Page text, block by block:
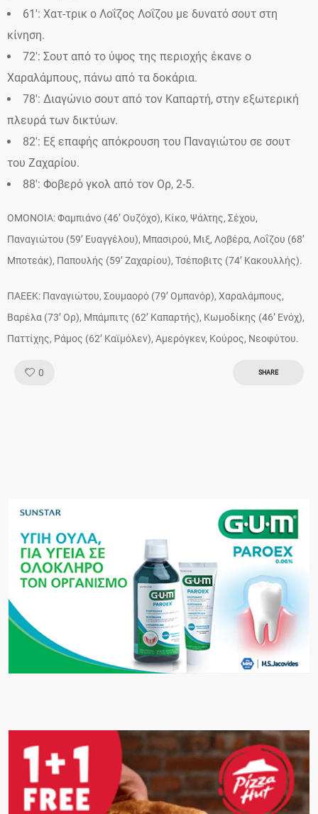
61′: Xατ-τρικ ο Λοΐζος Λοΐζου με δυνατό σουτ στη
κίνηση.
72′: Σουτ από το ύψος της περιοχής έκανε ο
Χαραλάμπους, πάνω από τα δοκάρια.
78′: Διαγώνιο σουτ από τον Καπαρτή, στην εξωτερική
πλευρά των δικτύων.
82′: Eξ επαφής απόκρουση του Παναγιώτου σε σουτ
του Ζαχαρίου.
88′: Φοβερό γκολ από τον Ορ, 2-5.
ΟΜΟΝΟΙΑ: Φαμπιάνο (46’ Ουζόχο), Κίκο, Ψάλτης, Σέχου,
Παναγιώτου (59’ Ευαγγέλου), Μπασιρού, Μιξ, Λοβέρα, Λοΐζου (68’
Μποτεάκ), Παπουλής (59’ Ζαχαρίου), Τσέποβιτς (74’ Κακουλλής).
ΠΑΕΕΚ: Παναγιώτου, Σουμαορό (79’ Ομπανόρ), Χαραλάμπους,
Βαρέλα (73’ Ορ), Μπάμπιτς (62’ Kαπαρτής), Κωμοδίκης (46’ Eνόχ),
Παττίχης, Ράμος (62’ Καϊμόλεν), Αμερόγκεν, Κούρος, Νεοφύτου.
0 SHARE